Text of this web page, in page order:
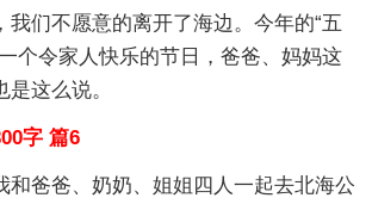
我们不愿意的离开了海边。今年的“五
个令家人快乐的节日，爸爸、妈妈这
这么说。
字 篇6
和爸爸、奶奶、姐姐四人一起去北海公